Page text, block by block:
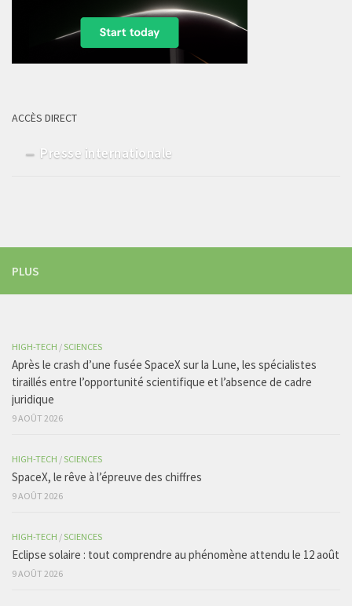
ACCÈS DIRECT
Presse internationale
PLUS
HIGH-TECH /SCIENCES
Après le crash d’une fusée SpaceX sur la Lune, les spécialistes
tiraillés entre l’opportunité scientifique et l’absence de cadre
juridique
9 AOÛT 2026
HIGH-TECH /SCIENCES
SpaceX, le rêve à l’épreuve des chiffres
9 AOÛT 2026
HIGH-TECH /SCIENCES
Eclipse solaire : tout comprendre au phénomène attendu le 12 août
9 AOÛT 2026